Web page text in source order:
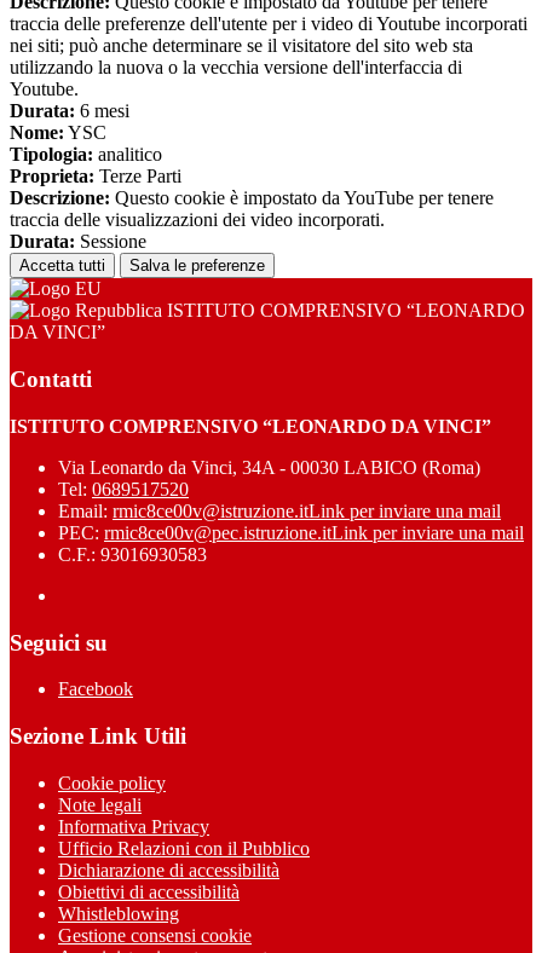
traccia delle preferenze dell'utente per i video di Youtube incorporati
nei siti; può anche determinare se il visitatore del sito web sta
utilizzando la nuova o la vecchia versione dell'interfaccia di
Youtube.
Durata: 6 mesi
Nome: YSC
Tipologia: analitico
Proprieta: Terze Parti
Descrizione: Questo cookie è impostato da YouTube per tenere
traccia delle visualizzazioni dei video incorporati.
Durata: Sessione
Accetta tutti Salva le preferenze
ISTITUTO COMPRENSIVO “LEONARDO
DA VINCI”
Contatti
ISTITUTO COMPRENSIVO “LEONARDO DA VINCI”
Via Leonardo da Vinci, 34A - 00030 LABICO (Roma)
Tel: 0689517520
Email: rmic8ce00v@istruzione.itLink per inviare una mail
PEC: rmic8ce00v@pec.istruzione.itLink per inviare una mail
C.F.: 93016930583
Seguici su
Facebook
Sezione Link Utili
Cookie policy
Note legali
Informativa Privacy
Ufficio Relazioni con il Pubblico
Dichiarazione di accessibilità
Obiettivi di accessibilità
Whistleblowing
Gestione consensi cookie